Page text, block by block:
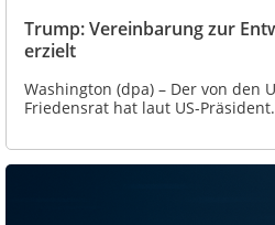
Trump: Vereinbarung zur
erzielt
Washington (dpa) – Der von den
Friedensrat hat laut US-